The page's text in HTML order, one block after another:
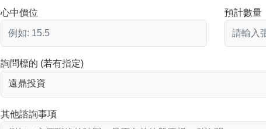
心中價位 預計數量
詢問標的 (若有指定)
其他諮詢事項